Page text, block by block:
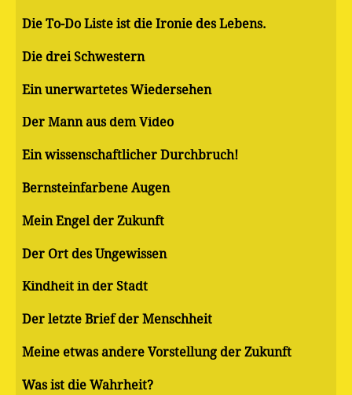
Die To-Do Liste ist die Ironie des Lebens.
Die drei Schwestern
Ein unerwartetes Wiedersehen
Der Mann aus dem Video
Ein wissenschaftlicher Durchbruch!
Bernsteinfarbene Augen
Mein Engel der Zukunft
Der Ort des Ungewissen
Kindheit in der Stadt
Der letzte Brief der Menschheit
Meine etwas andere Vorstellung der Zukunft
Was ist die Wahrheit?